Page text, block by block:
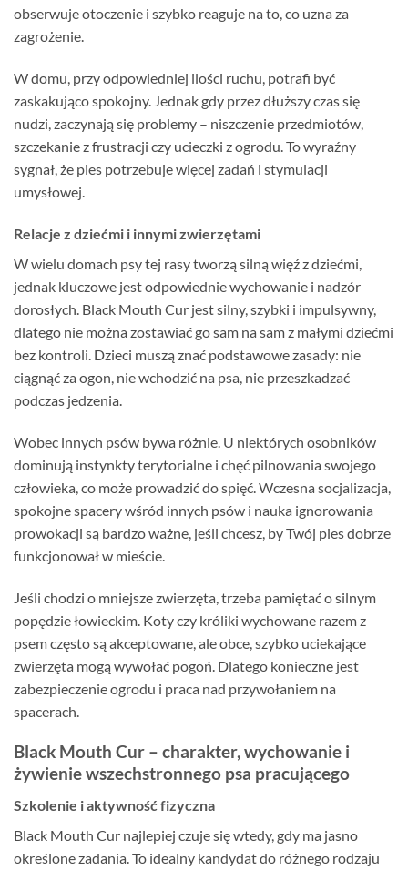
obserwuje otoczenie i szybko reaguje na to, co uzna za
zagrożenie.
W domu, przy odpowiedniej ilości ruchu, potrafi być
zaskakująco spokojny. Jednak gdy przez dłuższy czas się
nudzi, zaczynają się problemy – niszczenie przedmiotów,
szczekanie z frustracji czy ucieczki z ogrodu. To wyraźny
sygnał, że pies potrzebuje więcej zadań i stymulacji
umysłowej.
Relacje z dziećmi i innymi zwierzętami
W wielu domach psy tej rasy tworzą silną więź z dziećmi,
jednak kluczowe jest odpowiednie wychowanie i nadzór
dorosłych. Black Mouth Cur jest silny, szybki i impulsywny,
dlatego nie można zostawiać go sam na sam z małymi dziećmi
bez kontroli. Dzieci muszą znać podstawowe zasady: nie
ciągnąć za ogon, nie wchodzić na psa, nie przeszkadzać
podczas jedzenia.
Wobec innych psów bywa różnie. U niektórych osobników
dominują instynkty terytorialne i chęć pilnowania swojego
człowieka, co może prowadzić do spięć. Wczesna socjalizacja,
spokojne spacery wśród innych psów i nauka ignorowania
prowokacji są bardzo ważne, jeśli chcesz, by Twój pies dobrze
funkcjonował w mieście.
Jeśli chodzi o mniejsze zwierzęta, trzeba pamiętać o silnym
popędzie łowieckim. Koty czy króliki wychowane razem z
psem często są akceptowane, ale obce, szybko uciekające
zwierzęta mogą wywołać pogoń. Dlatego konieczne jest
zabezpieczenie ogrodu i praca nad przywołaniem na
spacerach.
Black Mouth Cur – charakter, wychowanie i
żywienie wszechstronnego psa pracującego
Szkolenie i aktywność fizyczna
Black Mouth Cur najlepiej czuje się wtedy, gdy ma jasno
określone zadania. To idealny kandydat do różnego rodzaju